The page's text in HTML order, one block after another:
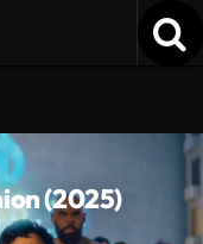
(2025)